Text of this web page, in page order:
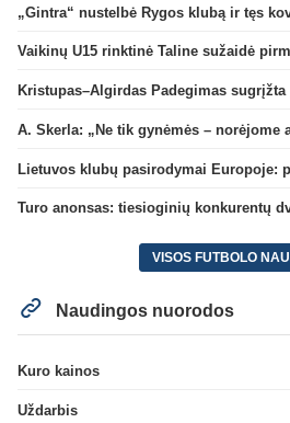
A. Skerla: „Ne tik gynėmės – norėjome
Turo anonsas: tiesioginių konkurentų
VISOS FUTBOLO
Naudingos nuorodos
Kuro kainos
Uždarbis